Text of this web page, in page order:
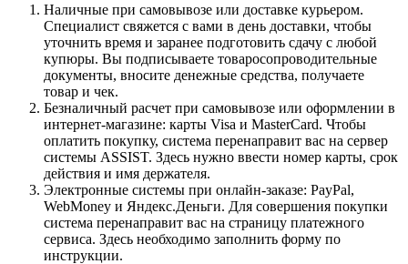
Наличные при самовывозе или доставке курьером.
Специалист свяжется с вами в день доставки, чтобы
уточнить время и заранее подготовить сдачу с любой
купюры. Вы подписываете товаросопроводительные
документы, вносите денежные средства, получаете
товар и чек.
Безналичный расчет при самовывозе или оформлении в
интернет-магазине: карты Visa и MasterCard. Чтобы
оплатить покупку, система перенаправит вас на сервер
системы ASSIST. Здесь нужно ввести номер карты, срок
действия и имя держателя.
Электронные системы при онлайн-заказе: PayPal,
WebMoney и Яндекс.Деньги. Для совершения покупки
система перенаправит вас на страницу платежного
сервиса. Здесь необходимо заполнить форму по
инструкции.